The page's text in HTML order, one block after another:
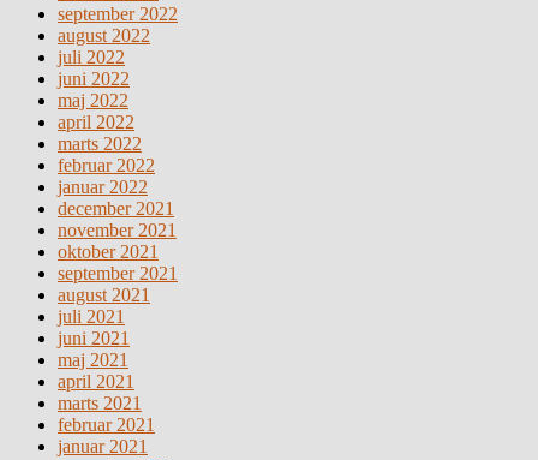
september 2022
august 2022
juli 2022
juni 2022
maj 2022
april 2022
marts 2022
februar 2022
januar 2022
december 2021
november 2021
oktober 2021
september 2021
august 2021
juli 2021
juni 2021
maj 2021
april 2021
marts 2021
februar 2021
januar 2021